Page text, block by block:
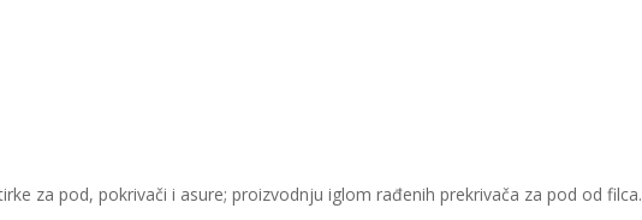
za pod, pokrivači i asure; proizvodnju iglom rađenih prekrivača za pod od filca.